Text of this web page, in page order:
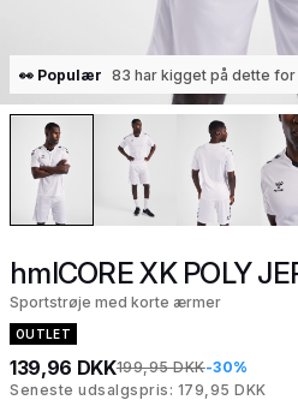
👀 Populær 83 har kigget på dette for
hmlCORE XK POLY
Sportstrøje med korte ærmer
OUTLET
139,96 DKK199,95 DKK-30%
Seneste udsalgspris: 179,95 DKK